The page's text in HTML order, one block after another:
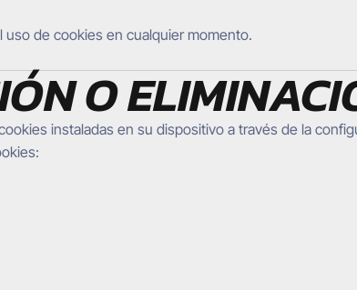
uso de cookies en cualquier momento.
O
instaladas en su dispositivo a través de la